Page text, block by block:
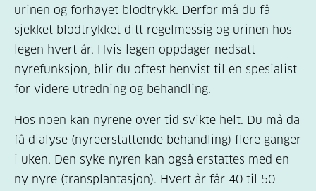
urinen og forhøyet blodtrykk. Derfor må du få
sjekket blodtrykket ditt regelmessig og urinen hos
legen hvert år. Hvis legen oppdager nedsatt
nyrefunksjon, blir du oftest henvist til en spesialist
for videre utredning og behandling.
Hos noen kan nyrene over tid svikte helt. Du må da
få dialyse (nyreerstattende behandling) flere ganger
i uken. Den syke nyren kan også erstattes med en
ny nyre (transplantasjon). Hvert år får 40 til 50